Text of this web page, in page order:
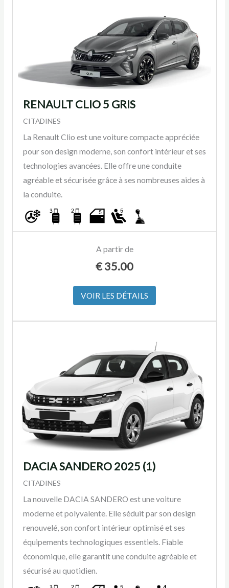
RENAULT CLIO 5 GRIS
CITADINES
La Renault Clio est une voiture compacte appréciée
pour son design moderne, son confort intérieur et ses
technologies avancées. Elle offre une conduite
agréable et sécurisée grâce à ses nombreuses aides à
la conduite.
A partir de
€35.00
VOIR LES DÉTAILS
DACIA SANDERO 2025 (1)
CITADINES
La nouvelle DACIA SANDERO est une voiture
moderne et polyvalente. Elle séduit par son design
renouvelé, son confort intérieur optimisé et ses
équipements technologiques essentiels. Fiable
économique, elle garantit une conduite agréable et
sécurisé au quotidien.